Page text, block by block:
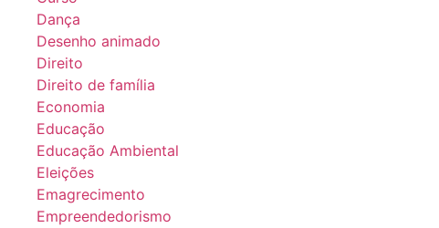
Dança
Desenho animado
Direito
Direito de família
Economia
Educação
Educação Ambiental
Eleições
Emagrecimento
Empreendedorismo